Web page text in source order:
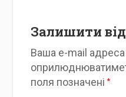
Залишити
Ваша e-mail
поля позначені*